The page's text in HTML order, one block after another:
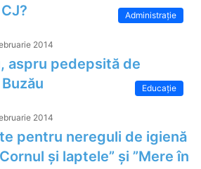
Administrație
2014
aspru pedepsită de
Educaţie
2014
pentru nereguli de igienă
și laptele” și ”Mere în